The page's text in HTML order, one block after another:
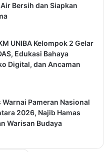
Bersih dan Siapkan
UNIBA Kelompok 2 Gelar
Edukasi Bahaya
Digital, dan Ancaman
Pameran Nasional
2026, Najib Hamas
Warisan Budaya